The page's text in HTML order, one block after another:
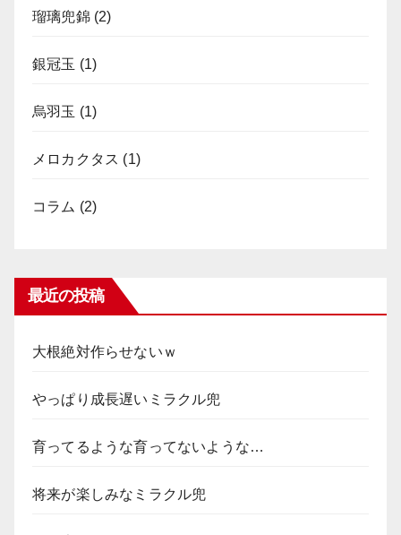
瑠璃兜錦(2)
銀冠玉 (1)
烏羽玉 (1)
メロカクタス (1)
コラム (2)
最近の投稿
大根絶対作らせないｗ
やっぱり成長遅いミラクル兜
育ってるような育ってないような…
将来が楽しみなミラクル兜